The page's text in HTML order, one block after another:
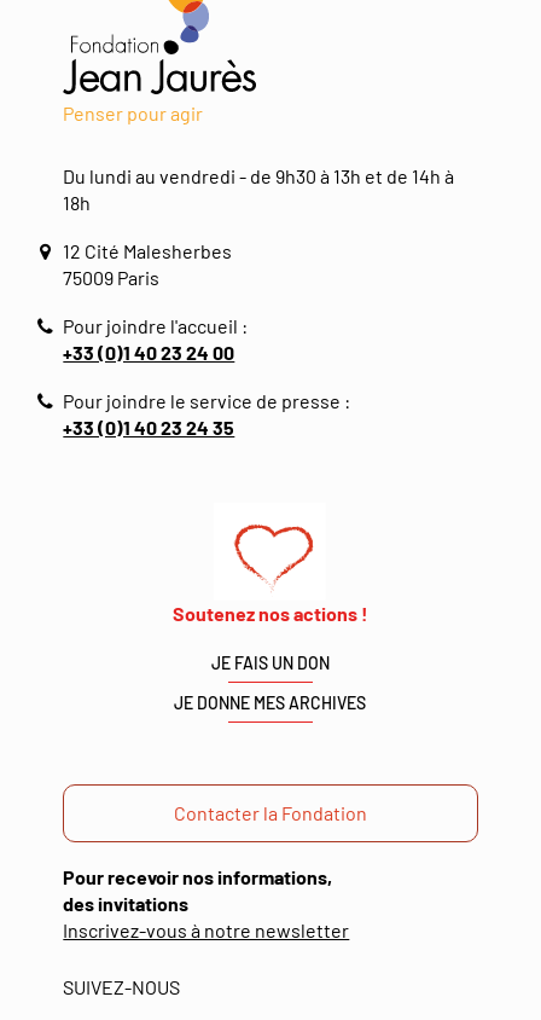
Penser pour agir
Du lundi au vendredi - de 9h30 à 13h et de 14h à
18h
12 Cité Malesherbes
75009 Paris
Pour joindre l'accueil :
+33 (0)1 40 23 24 00
Pour joindre le service de presse :
+33 (0)1 40 23 24 35
Soutenez nos actions !
JE FAIS UN DON
JE DONNE MES ARCHIVES
Contacter la Fondation
Pour recevoir nos informations,
des invitations
Inscrivez-vous à notre newsletter(ouverture
SUIVEZ-NOUS